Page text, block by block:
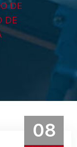
DE
DE
08